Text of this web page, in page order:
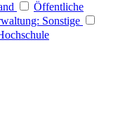
Öffentliche
Sonstige